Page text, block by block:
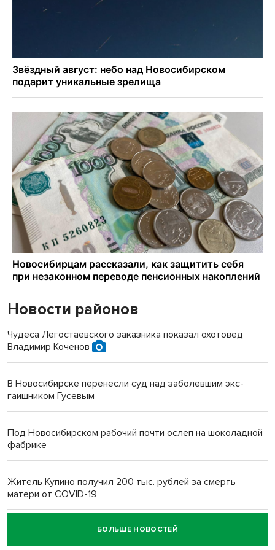
Новости районов
Чудеса Легостаевского заказника показал охотовед
Владимир Коченов
В Новосибирске перенесли суд над заболевшим экс-
гаишником Гусевым
Под Новосибирском рабочий почти ослеп на шоколадной
фабрике
Житель Купино получил 200 тыс. рублей за смерть
матери от COVID-19
Новосибирский суд наказал водителя за смерть
пенсионерки на вокзале
БОЛЬШЕ НОВОСТЕЙ